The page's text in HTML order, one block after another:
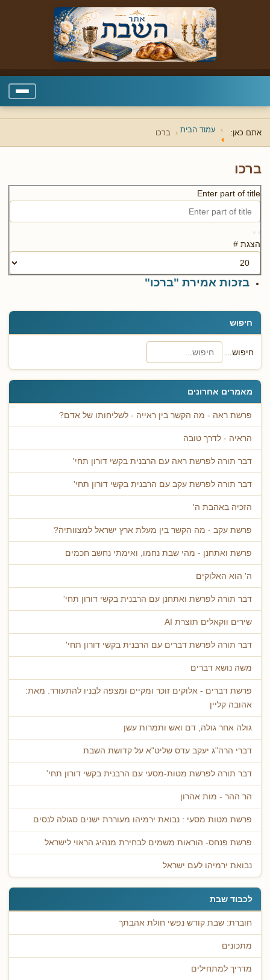
אתם כאן: עמוד הבית ברכו
חיפוש
חיפוש...
מאמרים אחרונים
פרשת ראה - מה הקשר בין ראייה - לשליחותו של אדם?
הראיה - לדרך טובה
דבר תורה לפרשת ראה עם הרבנית בקשי דורון תחי'
דבר תורה לפרשת עקב עם הרבנית בקשי דורון תחי'
הזכיה באהבת ה'
פרשת עקב - מה הקשר בין מעלת ארץ ישראל למצוותיה?
פרשת ואתחנן - מהי שבת נחמו, ואימתי נחשב חכמים
ה' הוא האלוקים
דבר תורה לפרשת ואתחנן עם הרבנית בקשי דורון תחי'
שירים ווקאלים תוצרת AI
דבר תורה לפרשת דברים עם הרבנית בקשי דורון תחי'
משה נושא דברים
פרשת דברים - אלוקים זוכר ומקיים ומצפה לבניו להתעורר. מאת:
אהובה קליין
גולה אחר גולה, דם ואש ותמרות עשן
דברי הרה"ג יעקב עדס שליט"א על קדושת השבת
דבר תורה לפרשת מטות-מסעי עם הרבנית בקשי דורון תחי'
הר ההר - מות אהרון
פרשת מטות מסעי : נבואת ירמיהו מעוררת ישנים סגולה לנסים
פרשת פנחס- הוראות משמים לבחירת מנהיג הראוי לישראל
נבואת ירמיהו לעם ישראל
לכבוד שבת
חוברת: שבת קודש נפשי חולת אהבתך
מתכונים
מדריך למתחילים
ברכו
Enter part of title
הצגת #
בזכות אמירת "ברכו"